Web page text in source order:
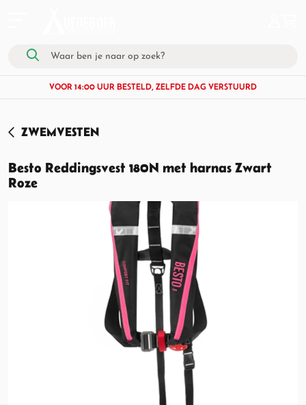
VOOR 14:00 UUR BESTELD, ZELFDE DAG VERSTUURD
ZWEMVESTEN
Besto Reddingsvest 180N met harnas Zwart
Roze